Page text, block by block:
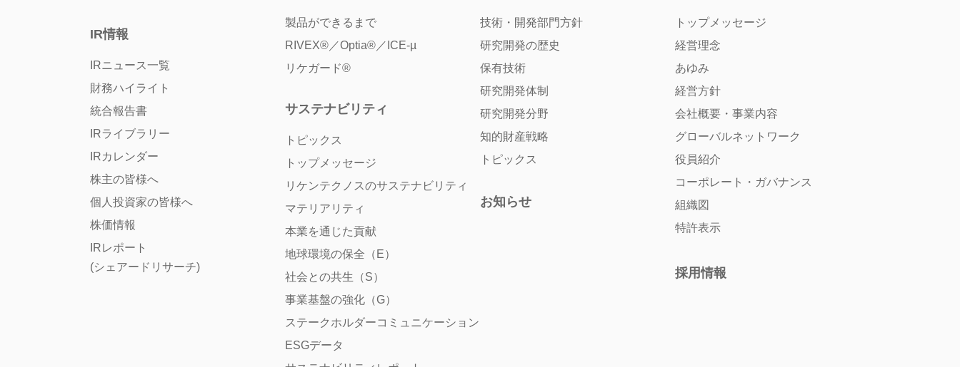
製品ができるまで
RIVEX®／Optia®／ICE-µ
リケガード®
技術・開発部門方針
研究開発の歴史
保有技術
研究開発体制
研究開発分野
知的財産戦略
トピックス
トップメッセージ
経営理念
あゆみ
経営方針
会社概要・事業内容
グローバルネットワーク
役員紹介
コーポレート・ガバナンス
組織図
特許表示
IR情報
IRニュース一覧
財務ハイライト
統合報告書
IRライブラリー
IRカレンダー
株主の皆様へ
個人投資家の皆様へ
株価情報
IRレポート
(シェアードリサーチ)
サステナビリティ
トピックス
トップメッセージ
リケンテクノスのサステナビリティ
マテリアリティ
本業を通じた貢献
地球環境の保全（E）
社会との共生（S）
事業基盤の強化（G）
ステークホルダーコミュニケーション
ESGデータ
お知らせ
採用情報